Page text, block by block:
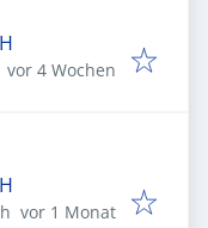
Veröffentlicht:
vor 4 Wochen
Veröffentlicht
vor 1 Monat